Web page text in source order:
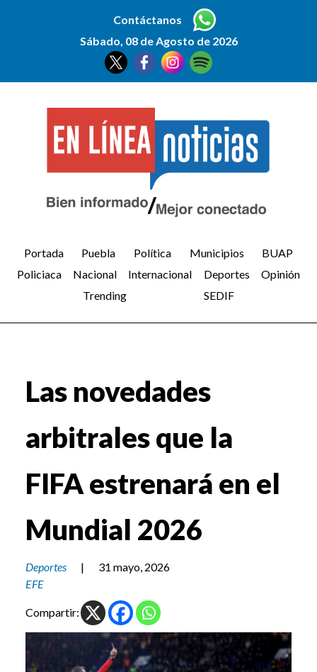
Contáctanos
Sábado, 08 de Agosto de 2026
Portada Puebla Política Municipios
BUAP
Policiaca
Nacional Internacional Deportes
Opinión
Trending
SEDIF
Las novedades
arbitrales que la
FIFA estrenará en el
Mundial 2026
Deportes |
31 mayo, 2026
EFE
Compartir: